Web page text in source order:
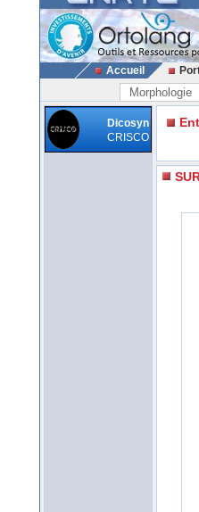
Accueil
Morphologie
Dicosyn
CRISCO